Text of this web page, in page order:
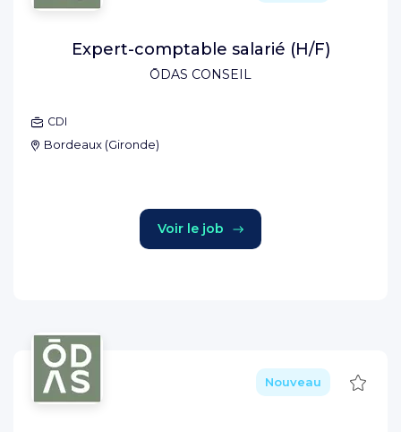
ŌDAS CONSEIL
Expert-comptable salarié (H/F)
CDI
Bordeaux (Gironde)
Voir le job
Nouveau